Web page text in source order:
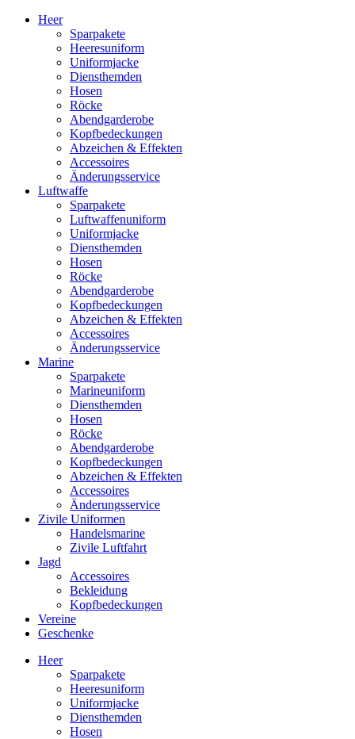
Heer
Sparpakete
Heeresuniform
Uniformjacke
Diensthemden
Hosen
Röcke
Abendgarderobe
Kopfbedeckungen
Abzeichen & Effekten
Accessoires
Änderungsservice
Luftwaffe
Sparpakete
Luftwaffenuniform
Uniformjacke
Diensthemden
Hosen
Röcke
Abendgarderobe
Kopfbedeckungen
Abzeichen & Effekten
Accessoires
Änderungsservice
Marine
Sparpakete
Marineuniform
Diensthemden
Hosen
Röcke
Abendgarderobe
Kopfbedeckungen
Abzeichen & Effekten
Accessoires
Änderungsservice
Zivile Uniformen
Handelsmarine
Zivile Luftfahrt
Jagd
Accessoires
Bekleidung
Kopfbedeckungen
Vereine
Geschenke
Heer
Sparpakete
Heeresuniform
Uniformjacke
Diensthemden
Hosen